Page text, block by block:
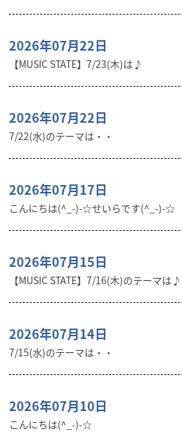
2026年07月22日
【MUSIC STATE】7/23(木)は♪
2026年07月22日
7/22(水)のテーマは・・
2026年07月17日
こんにちは(^_-)-☆せいらです(^_-)-☆
2026年07月15日
【MUSIC STATE】7/16(木)のテーマは♪
2026年07月14日
7/15(水)のテーマは・・
2026年07月10日
こんにちは(^_-)-☆